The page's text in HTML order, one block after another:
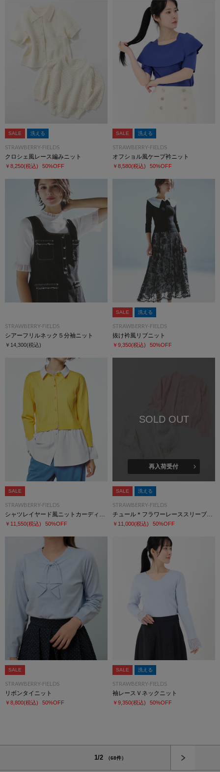
SALE 洗える
STRAWBERRY-FIELDS
クロシェ風レース編みニット
￥8,250(税込) 50%OFF
SALE 洗える
STRAWBERRY-FIELDS
オフショル風ケープ衿ニット
￥8,580(税込) 50%OFF
STRAWBERRY-FIELDS
シアーフリルネック５分袖ニット
￥14,300(税込)
SALE 洗える
STRAWBERRY-FIELDS
抜け衿風リブニット
￥9,350(税込) 50%OFF
SALE
STRAWBERRY-FIELDS
￥11,550(税込) 50%OFF
SOLD OUT
再入荷受付
SALE 洗える
STRAWBERRY-FIELDS
￥11,000(税込) 50%OFF
SALE
STRAWBERRY-FIELDS
リボンタイニット
￥8,800(税込) 50%OFF
SALE 洗える
STRAWBERRY-FIELDS
袖レースＶネックニット
￥9,350(税込) 50%OFF
1/2 （68件）